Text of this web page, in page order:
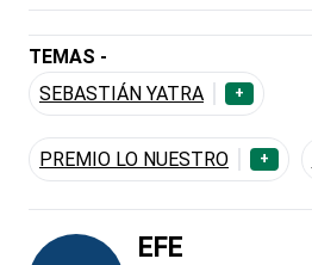
TEMAS -
SEBASTIÁN YATRA
+
PREMIO LO NUESTRO +
EFE